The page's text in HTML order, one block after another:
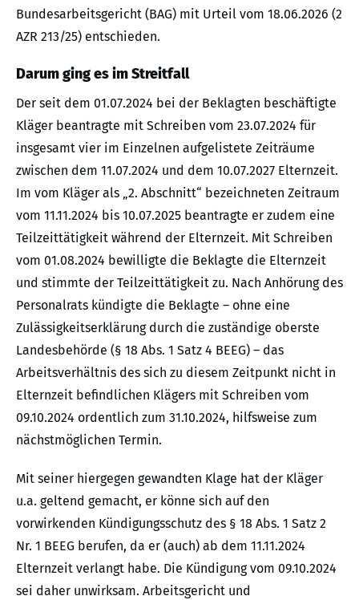
Bundesarbeitsgericht (BAG) mit Urteil vom 18.06.2026 (2
AZR 213/25) entschieden.
Darum ging es im Streitfall
Der seit dem 01.07.2024 bei der Beklagten beschäftigte
Kläger beantragte mit Schreiben vom 23.07.2024 für
insgesamt vier im Einzelnen aufgelistete Zeiträume
zwischen dem 11.07.2024 und dem 10.07.2027 Elternzeit.
Im vom Kläger als „2. Abschnitt“ bezeichneten Zeitraum
vom 11.11.2024 bis 10.07.2025 beantragte er zudem eine
Teilzeittätigkeit während der Elternzeit. Mit Schreiben
vom 01.08.2024 bewilligte die Beklagte die Elternzeit
und stimmte der Teilzeittätigkeit zu. Nach Anhörung des
Personalrats kündigte die Beklagte – ohne eine
Zulässigkeitserklärung durch die zuständige oberste
Landesbehörde (§ 18 Abs. 1 Satz 4 BEEG) – das
Arbeitsverhältnis des sich zu diesem Zeitpunkt nicht in
Elternzeit befindlichen Klägers mit Schreiben vom
09.10.2024 ordentlich zum 31.10.2024, hilfsweise zum
nächstmöglichen Termin.
Mit seiner hiergegen gewandten Klage hat der Kläger
u.a. geltend gemacht, er könne sich auf den
vorwirkenden Kündigungsschutz des § 18 Abs. 1 Satz 2
Nr. 1 BEEG berufen, da er (auch) ab dem 11.11.2024
Elternzeit verlangt habe. Die Kündigung vom 09.10.2024
sei daher unwirksam. Arbeitsgericht und